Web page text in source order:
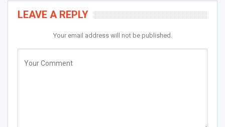
LEAVE A REPLY
Your email address will not be published.